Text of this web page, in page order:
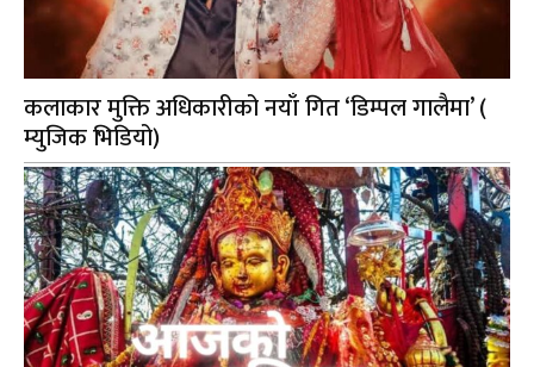
कलाकार मुक्ति अधिकारीको नयाँ गित ‘डिम्पल गालैमा’ (
म्युजिक भिडियो)